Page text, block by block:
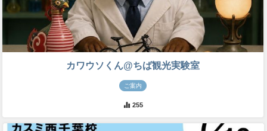
カワウソくん@ちば観光実験室
ご案内
255